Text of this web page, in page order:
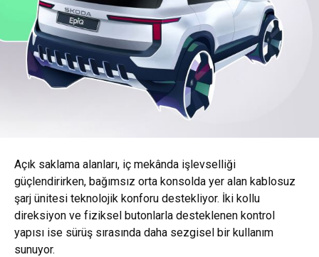
Açık saklama alanları, iç mekânda işlevselliği
güçlendirirken, bağımsız orta konsolda yer alan kablosuz
şarj ünitesi teknolojik konforu destekliyor. İki kollu
direksiyon ve fiziksel butonlarla desteklenen kontrol
yapısı ise sürüş sırasında daha sezgisel bir kullanım
sunuyor.